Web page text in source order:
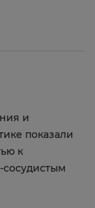
и
показали
к